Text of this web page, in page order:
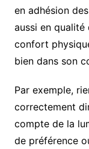
en adhésion
aussi en qualité
confort
bien dans son
Par exemple,
correctement
compte de la
de préférence